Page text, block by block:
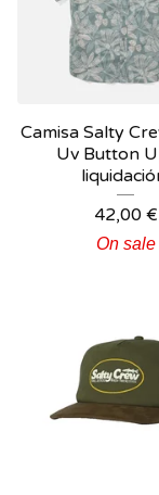
Camisa Salty
Uv Button
42,00 €
On sale